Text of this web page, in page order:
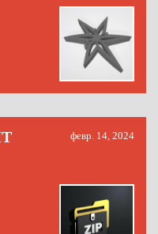
февр. 14, 2024